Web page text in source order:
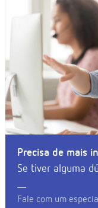
Precisa de mais
Se tiver alguma
Fale com um